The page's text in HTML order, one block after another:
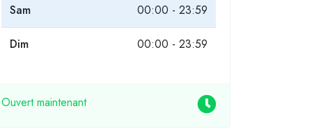
Sam 00:00 - 23:59
Dim 00:00 - 23:59
Ouvert maintenant